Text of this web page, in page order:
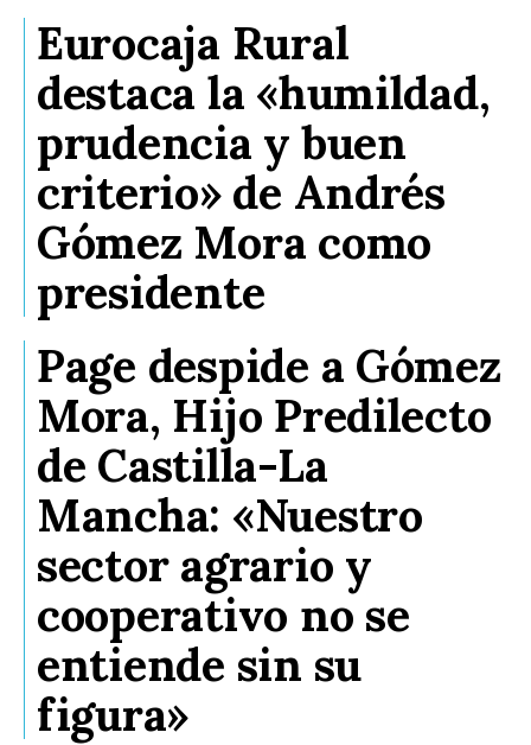
Eurocaja Rural
destaca la «humildad,
prudencia y buen
criterio» de Andrés
Gómez Mora como
presidente
Page despide a Gómez
Mora, Hijo Predilecto
de Castilla-La
Mancha: «Nuestro
sector agrario y
cooperativo no se
entiende sin su
figura»